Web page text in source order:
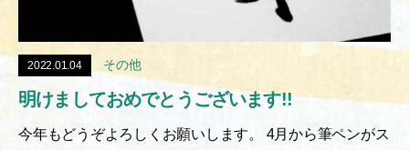
2022.01.04 その他
明けましておめでとうございます!!
今年もどうぞよろしくお願いします。 4月から筆ペンがス